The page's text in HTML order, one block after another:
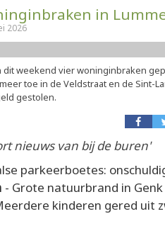
in
2026
dit weekend vier woninginbraken
toe in de Veldstraat en de Sint-
gestolen.
nieuws van bij de buren'
parkeerboetes:
- Grote natuurbrand in Genk
kinderen gered uit